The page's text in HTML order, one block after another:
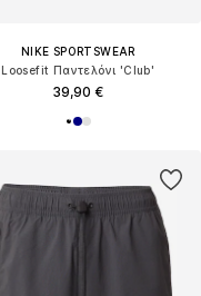
NIKE SPORTSWEAR
Loosefit Παντελόνι 'Club'
39,90 €